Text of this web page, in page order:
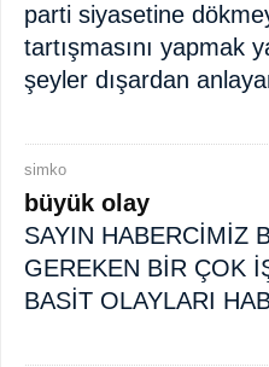
parti siyasetine
tartışmasını yapmak
şeyler dışardan
simko
büyük olay
SAYIN HABERCİMİZ
GEREKEN BİR ÇOK
BASİT OLAYLARI